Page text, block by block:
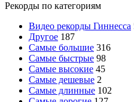
Рекорды по категориям
Видео рекорды Гиннесса
Другое 187
Самые большие 316
Самые быстрые 98
Самые высокие 45
Самые дешевые 2
Самые длинные 102